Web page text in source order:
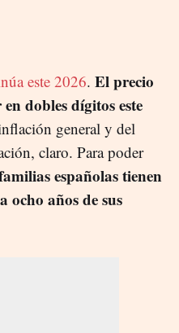
este 2026. El precio
dobles dígitos este
general y del
claro. Para poder
españolas tienen
ocho años de sus